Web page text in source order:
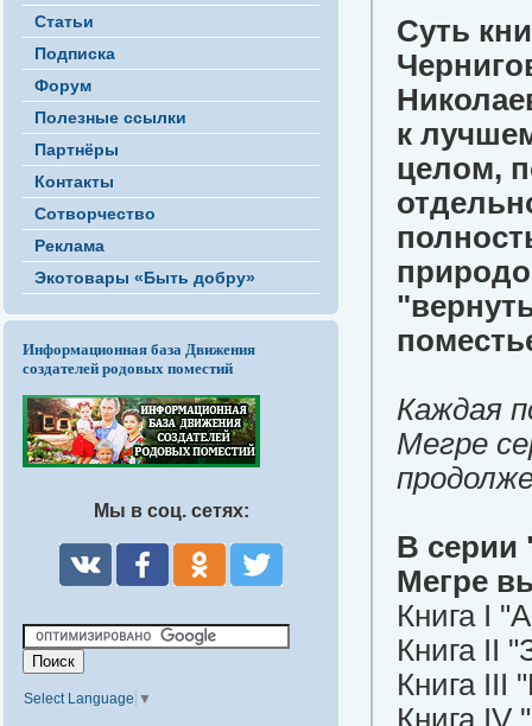
Статьи
Подписка
Форум
Полезные ссылки
Партнёры
Контакты
Сотворчество
Реклама
Экотовары «Быть добру»
Информационная база Движения
создателей родовых поместий
Мы в соц. сетях:
Select Language ▼
Суть
к
целом,
Каждая
Мегре
В серии
Мегре
Книга I
Книга II
Книга III
Книга IV